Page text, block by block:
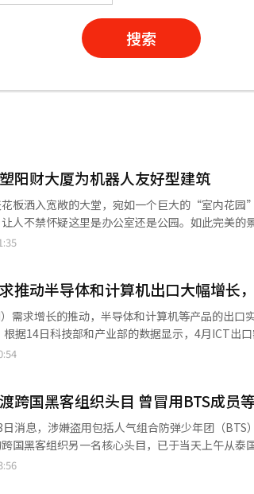
搜索
阳财大厦为机器人友好型建筑
板洒入宽敞的大堂，宛如一个巨大的“室内花
人不禁怀疑这里是办公室还是公园。如此完美
处走动，为植物浇水，并在规定时间内进入休息
筑，并推出灌溉机器人、配送机器人和安全机器人等三种服务。
丁（DAL-e Gardener）”，△配送机器人“达
物理
机器人，它通过多种传感器收集信息，能
的植物、土壤和花坛。此外，它配备了可上下移
伊
指定位置。它最多可同时配送16杯饮料，并配备
自主移动。 安全机器人Spot则利用现代汽车集团机器人专业子公司波士顿动
作为平台，增加了自主驾驶模块。该模块由
，它在建筑内巡逻，执行安全管理任务。 阳财大厦设有专门的机器人候机区和机器
推动半导体和计算机出口大幅增长
需求增长的推动，半导体和计算机等产品的出口
增长率的最高记录。 进口额为1616亿美元，同比增长33.3%。贸易顺差为2655
口主要由固态硬盘（SSD）推动，出口额为426
求的增加。科技部表示：“由于SSD的推动，首次突
同比增长14%。高性能产品的稳定需求和成品出口的
同比增长9.9%。得益于对越南的通信设备零部
价格上涨导致的成本压力增
跨国黑客组织头目 曾冒用BTS成员
消息，涉嫌盗用包括人气组合防弹少年团（
黑客组织另一名核心头目，已于当天上午从泰国曼谷被押送
岁的中国籍男子A某。涉嫌组织黑客犯罪团伙，